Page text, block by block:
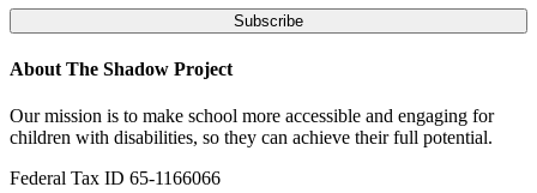
About The Shadow Project
Our mission is to make school more accessible and engaging for
children with disabilities, so they can achieve their full potential.
Federal Tax ID 65-1166066